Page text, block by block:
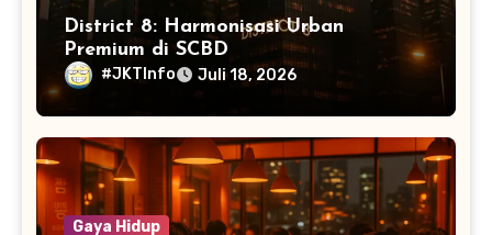
District 8: Harmonisasi Urban
Premium di SCBD
#JKTInfo Juli 18, 2026
Gaya Hidup